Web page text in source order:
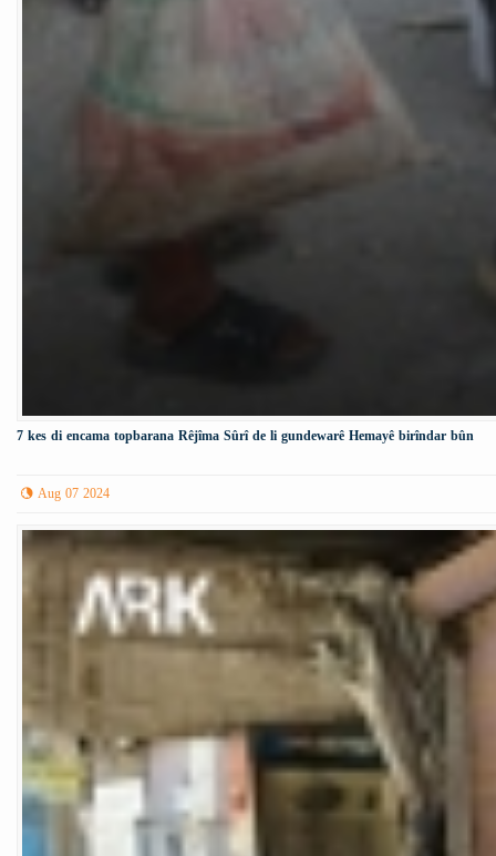
7 kes di encama topbarana Rêjîma Sûrî de li gundewarê Hemayê birîndar bûn
Aug 07 2024